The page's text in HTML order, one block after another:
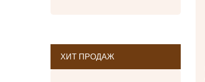
ХИТ ПРОДАЖ